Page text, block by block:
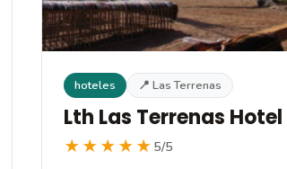
hoteles 📍 Las Terrenas
Lth Las Terrenas Hotel
★★★★★ 5/5